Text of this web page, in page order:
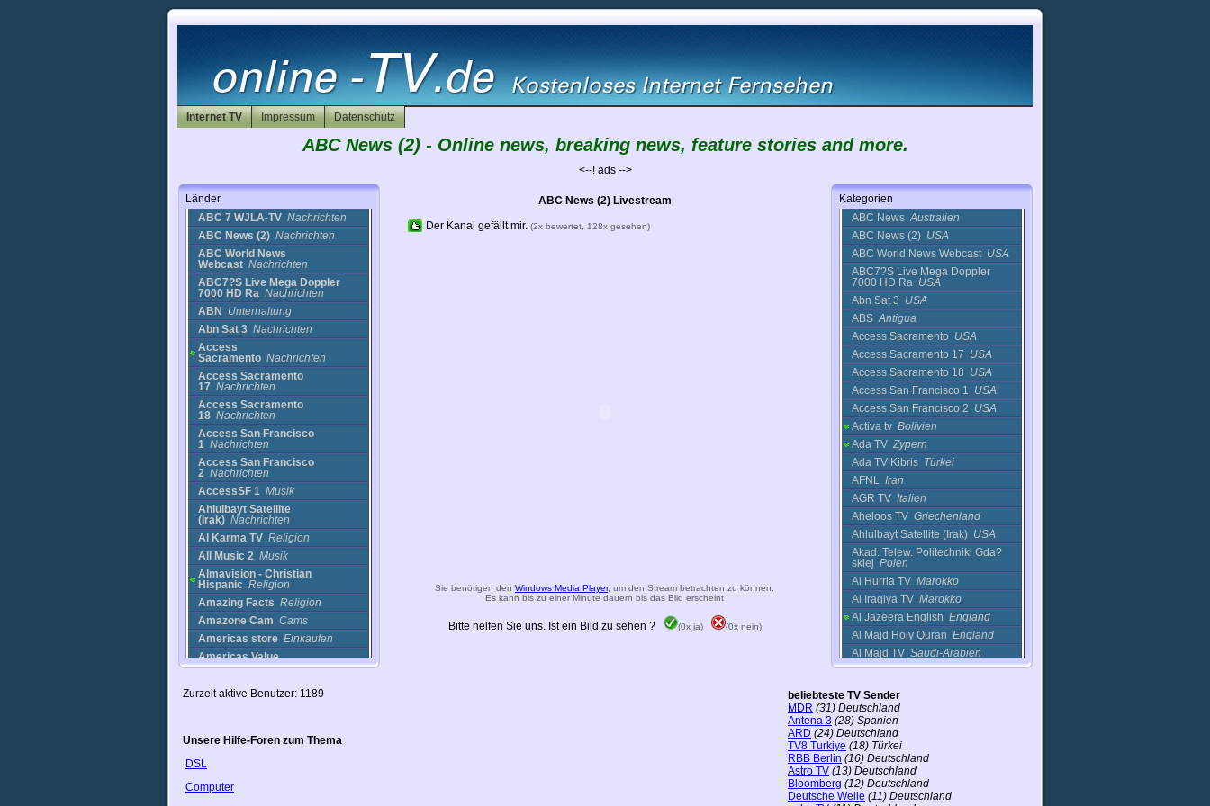
Internet TV Impressum Datenschutz
ABC News (2) - Online news, breaking news, feature stories and more.
<--! ads -->
Länder
(Radio) O-N Radio 1240 Musik
(Ski) Camelback Sport
(traffic) Highway 210
(traffic) Olelo Cams
3ABN
3ABN Latino Nachrichten
Nachrichten
ABC 6 - Action News
Now
ABC 7 WJLA-TV Nachrichten
ABC News (2) Nachrichten
ABC World News
Webcast Nachrichten
ABC7?S Live Mega Doppler
7000 HD Ra Nachrichten
ABN
Unterhaltung
Abn Sat 3 Nachrichten
Access
Sacramento Nachrichten
Access Sacramento
17 Nachrichten
Access Sacramento
18 Nachrichten
Access San Francisco
1 Nachrichten
Access San Francisco
2 Nachrichten
AccessSF 1 Musik
Ahlulbayt Satellite
(Irak) Nachrichten
Al Karma TV Religion
All Music 2 Musik
Almavision - Christian
Hispanic Religion
Amazing Facts Religion
Amazone Cam Cams
Americas store Einkaufen
Americas Value
Channel Nachrichten
Anzoategui tv Nachrichten
Ariana TV
Afghanistan
Ashur TV
ABC News (2) Livestream
Der Kanal gefällt mir. (2x bewertet, 128x gesehen)
Sie benötigen den Windows Media Player, um den Stream betrachten zu können.
Es kann bis zu einer Minute dauern bis das Bild erscheint
Bitte helfen Sie uns. Ist ein Bild zu sehen ? (0x ja) (0x nein)
Kategorien
A-ChannelKanada
A1England
ABC 6 - Action News NowUSA
ABC 7 WJLA-TV
ABC NewsAustralien
ABC News (2) USA
ABC World News Webcast USA
ABC7?S Live Mega Doppler
7000 HD Ra USA
Abn Sat 3 USA
ABSAntigua
Access Sacramento USA
Access Sacramento 17 USA
Access Sacramento 18 USA
Access San Francisco 1 USA
Access San Francisco 2 USA
Activa tv Bolivien
Ada TV Zypern
Ada TV Kibris Türkei
AFNL Iran
AGR TV Italien
Aheloos TV Griechenland
Ahlulbayt Satellite (Irak) USA
Akad. Telew. Politechniki Gda?
skiej Polen
Al Hurria TV Marokko
Al Iraqiya TV Marokko
Al Jazeera English England
Al Majd Holy Quran England
Al Majd TV Saudi-Arabien
Al ManarLibanon
Al Masar TV
Al Quds al Arabi
Al Rasheed
Al Resalah
Al Watan PlusKuwait
Al-KawtharIran
Al-SharqiyaIrak
Zurzeit aktive Benutzer: 1189
Unsere Hilfe-Foren zum Thema
DSL
Computer
beliebteste TV Sender
MDR (31) Deutschland
Antena 3 (28) Spanien
ARD (24) Deutschland
TV8 Turkiye (18) Türkei
RBB Berlin (16) Deutschland
Astro TV (13) Deutschland
Bloomberg (12) Deutschland
Deutsche Welle (11) Deutschland